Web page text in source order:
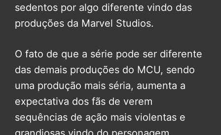
sedentos por algo diferente vindo das
produções da Marvel Studios.
O fato de que a série pode ser diferente
das demais produções do MCU, sendo
uma produção mais séria, aumenta a
expectativa dos fãs de verem
sequências de ação mais violentas e